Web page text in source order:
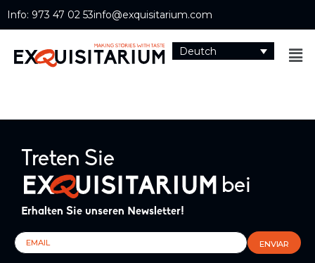
Info: 973 47 02 53info@exquisitarium.com
Deutch
Treten Sie
bei
Erhalten Sie unseren Newsletter!